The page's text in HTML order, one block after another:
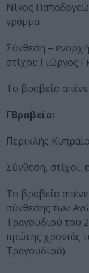
Νίκος
γράμμα
Σύνθεση –
στίχοι: Γιώργος
Το βραβείο
Γ΄Βραβείο:
Περικλής
Σύνθεση, στίχοι,
Το βραβείο
σύνθεσης των
Τραγουδιού του
πρώτης χρονιάς
Τραγουδιού)